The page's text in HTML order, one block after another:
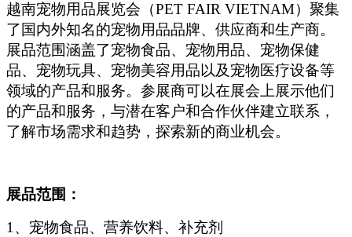
越南宠物用品展览会（PET FAIR VIETNAM）聚集
了国内外知名的宠物用品品牌、供应商和生产商。
展品范围涵盖了宠物食品、宠物用品、宠物保健
品、宠物玩具、宠物美容用品以及宠物医疗设备等
领域的产品和服务。参展商可以在展会上展示他们
的产品和服务，与潜在客户和合作伙伴建立联系，
了解市场需求和趋势，探索新的商业机会。
展品范围：
1、宠物食品、营养饮料、补充剂